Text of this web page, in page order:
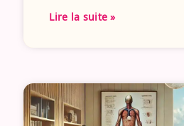
Lire la suite »